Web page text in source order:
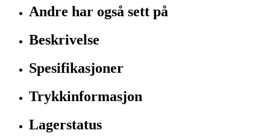
Andre har også sett på
Beskrivelse
Spesifikasjoner
Trykkinformasjon
Lagerstatus